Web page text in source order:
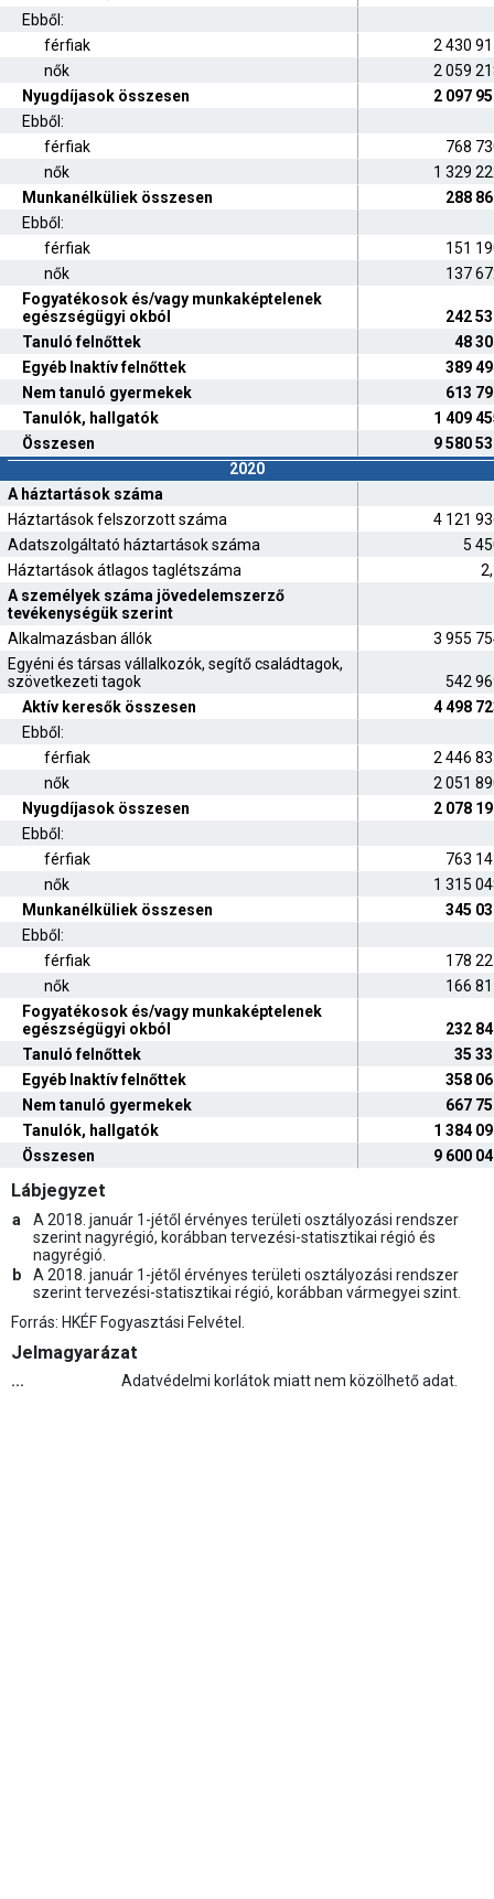
Ebből:
férfiak
2 430
nők
2 059
Nyugdíjasok összesen
2 097
Ebből:
férfiak
768
nők
1 329
Munkanélküliek összesen
288
Ebből:
férfiak
151
nők
137
Fogyatékosok és/vagy munkaképtelenek
egészségügyi okból
242
Tanuló felnőttek
48
Egyéb Inaktív felnőttek
389
Nem tanuló gyermekek
613
Tanulók, hallgatók
1 409
Összesen
9 580
2020
A háztartások száma
Háztartások felszorzott száma
4 121
Adatszolgáltató háztartások száma
5
Háztartások átlagos taglétszáma
A személyek száma jövedelemszerző
tevékenységük szerint
Alkalmazásban állók
3 955
Egyéni és társas vállalkozók, segítő családtagok,
szövetkezeti tagok
542
Aktív keresők összesen
4 498
Ebből:
férfiak
2 446
nők
2 051
Nyugdíjasok összesen
2 078
Ebből:
férfiak
763
nők
1 315
Munkanélküliek összesen
345
Ebből:
férfiak
178
nők
166
Fogyatékosok és/vagy munkaképtelenek
egészségügyi okból
232
Tanuló felnőttek
35
Egyéb Inaktív felnőttek
358
Nem tanuló gyermekek
667
Tanulók, hallgatók
1 384
Összesen
9 600
Lábjegyzet
a
A 2018. január 1-jétől érvényes területi osztályozási rendszer
szerint nagyrégió, korábban tervezési-statisztikai régió és
nagyrégió.
b
A 2018. január 1-jétől érvényes területi osztályozási rendszer
szerint tervezési-statisztikai régió, korábban vármegyei szint.
Forrás: HKÉF Fogyasztási Felvétel.
Jelmagyarázat
... Adatvédelmi korlátok miatt nem közölhető adat.